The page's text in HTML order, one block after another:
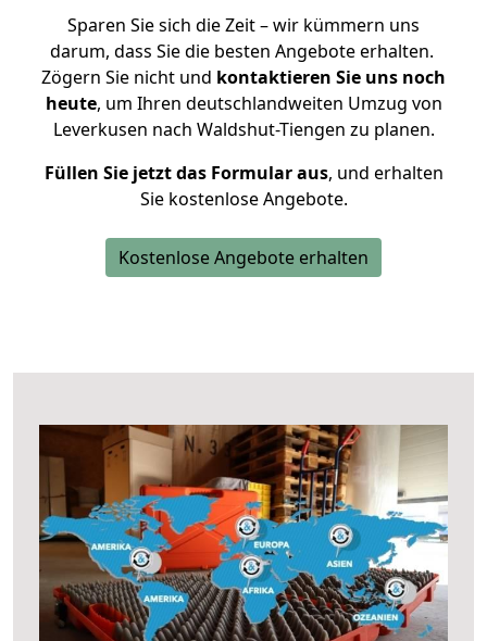
Sparen Sie sich die Zeit – wir kümmern uns
darum, dass Sie die besten Angebote erhalten.
Zögern Sie nicht und kontaktieren Sie uns noch
heute, um Ihren deutschlandweiten Umzug von
Leverkusen nach Waldshut-Tiengen zu planen.
Füllen Sie jetzt das Formular aus, und erhalten
Sie kostenlose Angebote.
Kostenlose Angebote erhalten